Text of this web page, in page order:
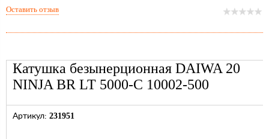
Катушка безынерционная DAIWA 20
NINJA BR LT 5000-C 10002-500
Артикул: 231951
Оставить отзыв